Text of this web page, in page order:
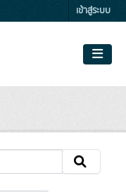
เข้าสู่ระบบ